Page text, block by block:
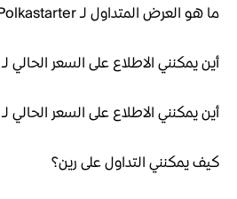
ما هو العرض المتداول لـ Polkastarter؟
أين يمكنني الاطلاع على السعر الحالي لـ Enjin Coin؟
أين يمكنني الاطلاع على السعر الحالي لـ Polkastarter؟
كيف يمكنني التداول على رين؟